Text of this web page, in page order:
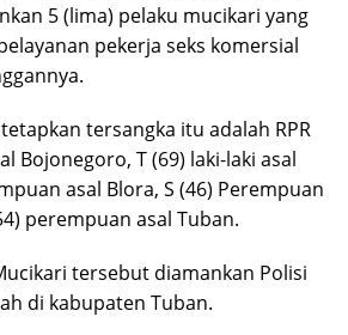
5 (lima) pelaku mucikari yang
pekerja seks komersial
tersangka itu adalah RPR
Bojonegoro, T (69) laki-laki asal
asal Blora, S (46) Perempuan
perempuan asal Tuban.
tersebut diamankan Polisi
di kabupaten Tuban.